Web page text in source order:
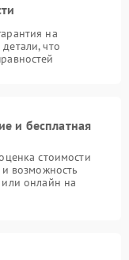
на
что
и бесплатная
стоимости
возможность
онлайн на